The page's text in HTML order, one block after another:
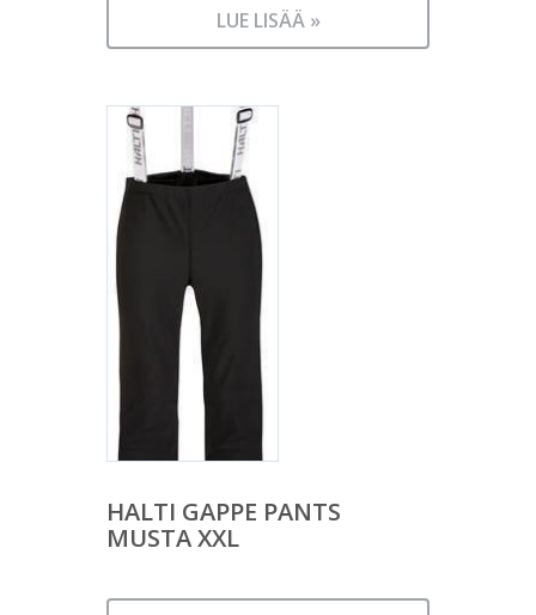
LUE LISÄÄ »
HALTI GAPPE PANTS
MUSTA XXL